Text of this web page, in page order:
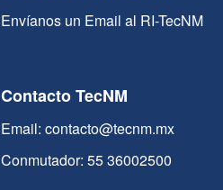
Envíanos un Email al RI-TecNM
Contacto TecNM
Email: contacto@tecnm.mx
Conmutador: 55 36002500